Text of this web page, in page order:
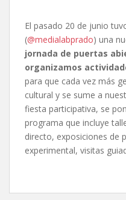
El pasado 20 de junio
(@medialabprado) una
jornada de puertas
organizamos
para que cada vez más
cultural y se sume a
fiesta participativa, se
programa que incluye
directo, exposiciones de
experimental, visitas